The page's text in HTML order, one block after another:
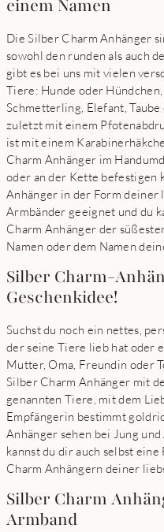
einem Namen
Die Silber Charm Anhänger
sowohl den runden als auch
gibt es bei uns mit vielen
Tiere: Hunde oder
Schmetterling, Elefant,
zuletzt mit einem
ist mit einem
Charm Anhänger im
oder an der Kette befestigen
Anhänger in der Form
Armbänder geeignet und du
Charm Anhänger der
Namen oder dem Namen
Silber Charm-
Geschenkidee!
Suchst du noch ein nettes,
der seine Tiere lieb hat oder
Mutter, Oma, Freundin oder
Silber Charm Anhänger mit
genannten Tiere, mit dem
Empfängerin bestimmt
Anhänger sehen bei Jung
kannst du dir auch selbst
Charm Anhängern deiner
Silber Charm
Armband